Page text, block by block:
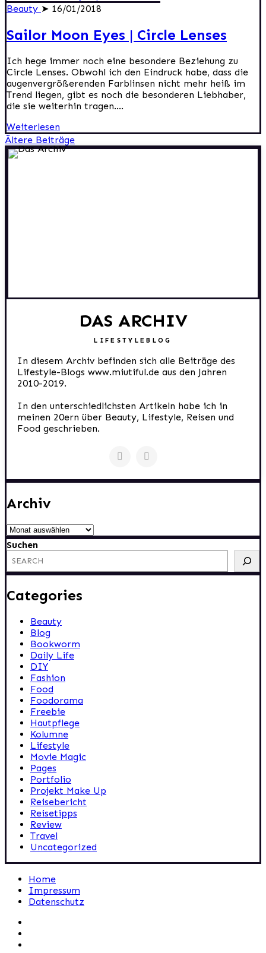
Beauty ➤ 16/01/2018
Sailor Moon Eyes | Circle Lenses
Ich hege immer noch eine besondere Beziehung zu
Circle Lenses. Obwohl ich den Eindruck habe, dass die
augenvergrößerenden Farblinsen nicht mehr heiß im
Trend liegen, gibt es noch die besonderen Liebhaber,
die sie weiterhin tragen....
Weiterlesen
Beitragsnavigation
Ältere Beiträge
DAS ARCHIV
LIFESTYLEBLOG
In diesem Archiv befinden sich alle Beiträge des
Lifestyle-Blogs www.miutiful.de aus den Jahren
2010-2019.
In den unterschiedlichsten Artikeln habe ich in
meinen 20ern über Beauty, Lifestyle, Reisen und
Food geschrieben.
Archiv
Archiv
Suchen
Categories
Beauty
Blog
Bookworm
Daily Life
DIY
Fashion
Food
Foodorama
Freebie
Hautpflege
Kolumne
Lifestyle
Movie Magic
Pages
Portfolio
Projekt Make Up
Reisebericht
Reisetipps
Review
Travel
Uncategorized
Home
Impressum
Datenschutz